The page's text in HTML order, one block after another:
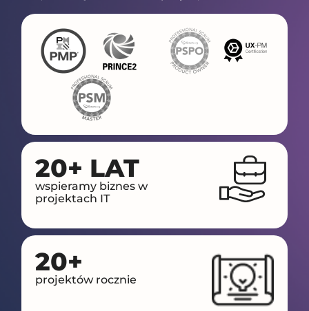
20+ LAT
wspieramy biznes w
projektach IT
20+
projektów rocznie